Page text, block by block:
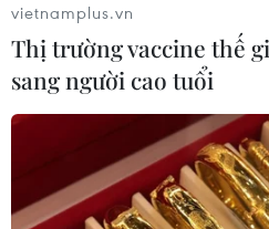
vietnamplus.vn
Thị trường vaccine thế
sang người cao tuổi